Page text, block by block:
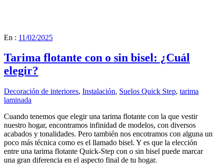
En : 11/02/2025
Tarima flotante con o sin bisel: ¿Cuál
elegir?
Decoración de interiores, Instalación, Suelos Quick Step, tarima
laminada
Cuando tenemos que elegir una tarima flotante con la que vestir
nuestro hogar, encontramos infinidad de modelos, con diversos
acabados y tonalidades. Pero también nos encotramos con alguna un
poco más técnica como es el llamado bisel. Y es que la elección
entre una tarima flotante Quick-Step con o sin bisel puede marcar
una gran diferencia en el aspecto final de tu hogar.